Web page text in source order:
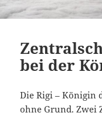
bei der
Die Rigi – Königin
ohne Grund. Zwei